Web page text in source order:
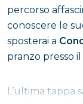
percorso
conoscere le
sposterai a
pranzo presso
L’ultima tappa